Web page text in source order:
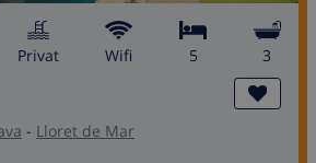
Privat wifi 5 3
- Lloret de Mar